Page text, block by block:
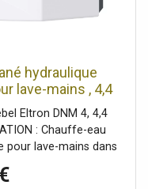
hydraulique
lave-mains , 4,4
fixe 230v, sans
Eltron DNM 4, 4,4
: Chauffe-eau
pour lave-mains dans
instantanée (environ
et salles de bains ; un